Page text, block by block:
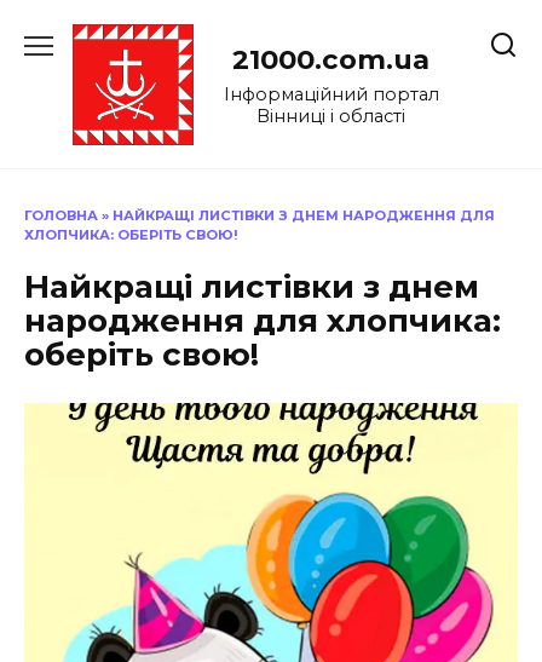
до
21000.com.ua
Інформаційний портал
Вінниці і області
ГОЛОВНА » НАЙКРАЩІ ЛИСТІВКИ З ДНЕМ НАРОДЖЕННЯ ДЛЯ
ХЛОПЧИКА: ОБЕРІТЬ СВОЮ!
Найкращі листівки з днем
народження для хлопчика:
оберіть свою!